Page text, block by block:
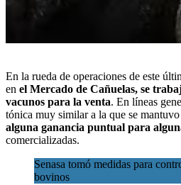
En la rueda de operaciones de este
en el Mercado de Cañuelas, se
vacunos para la venta. En líneas
tónica muy similar a la que se
alguna ganancia puntual para
comercializadas.
Senasa tomó medidas para
bovinos